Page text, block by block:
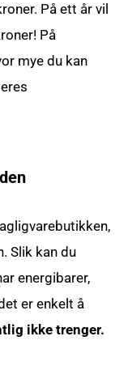
På ett år vil
På
mye du kan
Slik kan du
energibarer,
er enkelt å
ikke trenger.